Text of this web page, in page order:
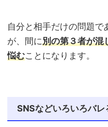
自分と相手だけの問題で
が、間に別の第３者が混
悩むことになります。
SNSなどいろいろバレ